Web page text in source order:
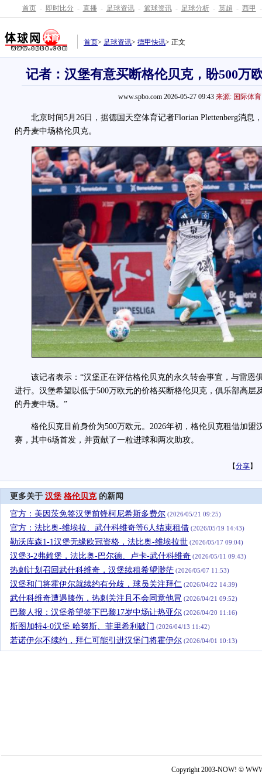
首页 - 即时比分 - 直播 - 足球资讯 - 篮球资讯 - 足球分析 - 英超 - 西甲 -
首页> 足球资讯> 德甲快讯> 正文
记者：汉堡有意买断格伦贝克，盼500万
www.spbo.com 2026-05-27 09:43 来源: 国际体育
北京时间5月26日，据德国天空体育记者Florian Plettenberg消息
的丹麦中场格伦贝克。
该记者表示：“汉堡正在评估格伦贝克的永久转会事宜，与雷恩
进行。汉堡希望以低于500万欧元的价格买断格伦贝克，俱乐部高层
的丹麦中场。”
格伦贝克目前身价为500万欧元。2026年初，格伦贝克租借加盟
赛，其中6场首发，并贡献了一粒进球和两次助攻。
【分享】
更多关于 汉堡 格伦贝克的新闻
官方：美因茨免签汉堡前锋柯尼希斯多费尔 (2026/05/21 09:25)
官方：法比奥-维埃拉、武什科维奇等6人结束租借 (2026/05/19 14:43)
勒沃库森1-1汉堡无缘欧冠资格，法比奥-维埃拉世 (2026/05/17 09:04)
汉堡3-2弗赖堡，法比奥-巴尔德、卢卡-武什科维奇 (2026/05/11 09:43)
热刺计划召回武什科维奇，汉堡续租希望渺茫 (2026/05/07 11:53)
汉堡和门将霍伊尔就续约有分歧，球员关注拜仁 (2026/04/22 14:39)
武什科维奇遭遇膝伤，热刺关注且不会同意他冒 (2026/04/21 09:52)
巴黎人报：汉堡希望签下巴黎17岁中场让热亚尔 (2026/04/20 11:16)
斯图加特4-0汉堡 哈努斯、菲里希利破门 (2026/04/13 11:42)
若诺伊尔不续约，拜仁可能引进汉堡门将霍伊尔 (2026/04/01 10:13)
Copyright 2003-NOW! ©